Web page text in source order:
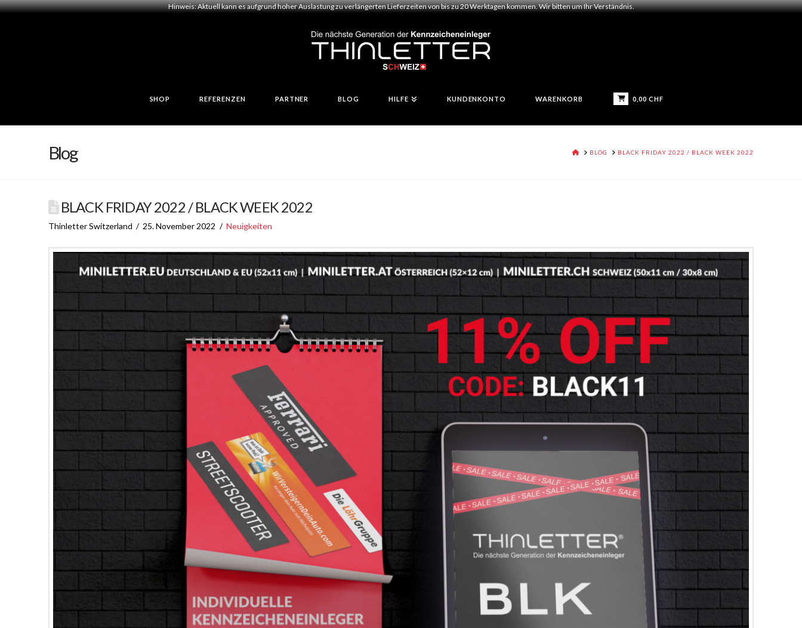
Hinweis: Aktuell kann es aufgrund hoher Auslastung zu verlängerten Lieferzeiten von bis zu 20 Werktagen kommen. Wir bitten um Ihr Verständnis.
SHOP REFERENZEN PARTNER BLOG HILFE KUNDENKONTO WARENKORB 0,00 CHF
Blog HOME
BLOG BLACK FRIDAY 2022 / BLACK WEEK 2022
BLACK FRIDAY 2022 / BLACK WEEK 2022
Thinletter Switzerland 25. November 2022 Neuigkeiten